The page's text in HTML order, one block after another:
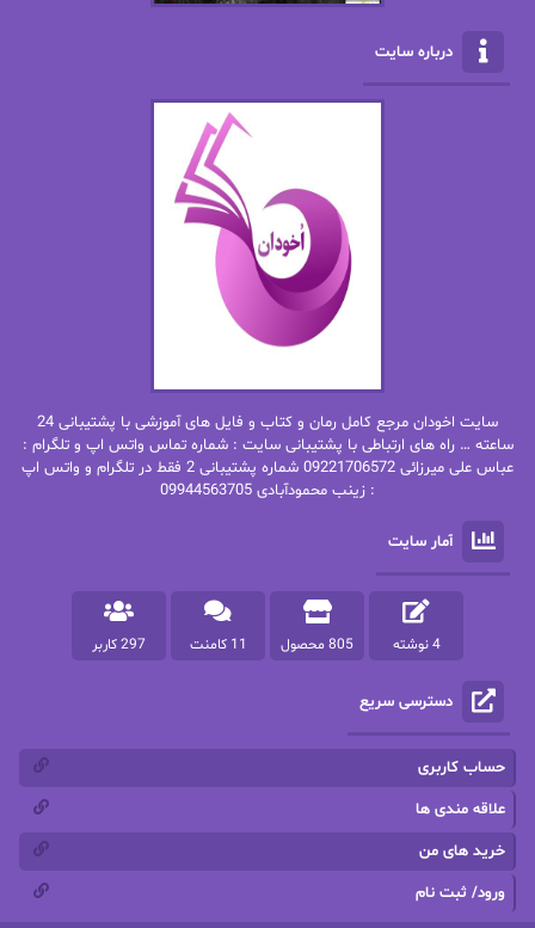
الناز محمدی
امیر فرهی
باران
بهار سلطانی
بهاره شیرازی
بهاره.م
بیتا فرخی
پاتریشیا ویلسون پرتو فرهمند
پرستو اسحقی
پرستو مهاجر
پرهام رسولی
پروانه قدیمی پروانه محمدی
پریسا شکور(طوفان خاموش)
پنلوپه وارد
تاران
ترنم.25
درباره سایت
سایت اخودان مرجع کامل رمان و کتاب و فایل های آموزشی با پشتیبانی 24
ساعته … راه های ارتباطی با پشتیبانی سایت : شماره تماس واتس اپ و تلگرام :
عباس علی میرزائی 09221706572 شماره پشتیبانی 2 فقط در تلگرام و واتس اپ
: زینب محمودآبادی 09944563705
آمار سایت
4 نوشته 805 محصول 11 کامنت 297 کاربر
دسترسی سریع
حساب کاربری
علاقه مندی ها
خرید های من
ورود/ ثبت نام